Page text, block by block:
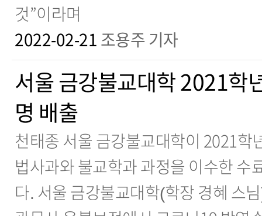
것”이라며
2022-02-21 조용주 기자
서울 금강불교대학 2021
명 배출
천태종 서울 금강불교대학이 2021학
법사과와 불교학과 과정을 이수한 수
다. 서울 금강불교대학(학장 경혜 스